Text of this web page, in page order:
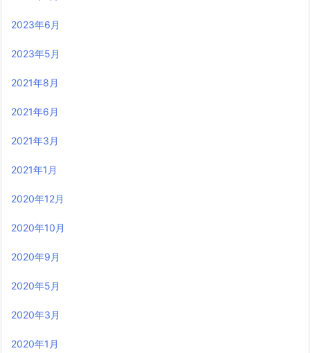
2023年6月
2023年5月
2021年8月
2021年6月
2021年3月
2021年1月
2020年12月
2020年10月
2020年9月
2020年5月
2020年3月
2020年1月